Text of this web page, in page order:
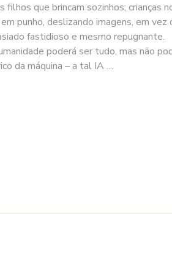
que brincam sozinhos; crianças
punho, deslizando imagens, em vez
fastidioso e mesmo repugnante.
poderá ser tudo, mas não
da máquina – a tal IA …